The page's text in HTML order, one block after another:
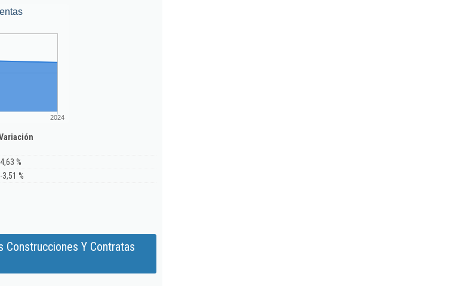
2024
4,63 %
-3,51 %
Y Contratas